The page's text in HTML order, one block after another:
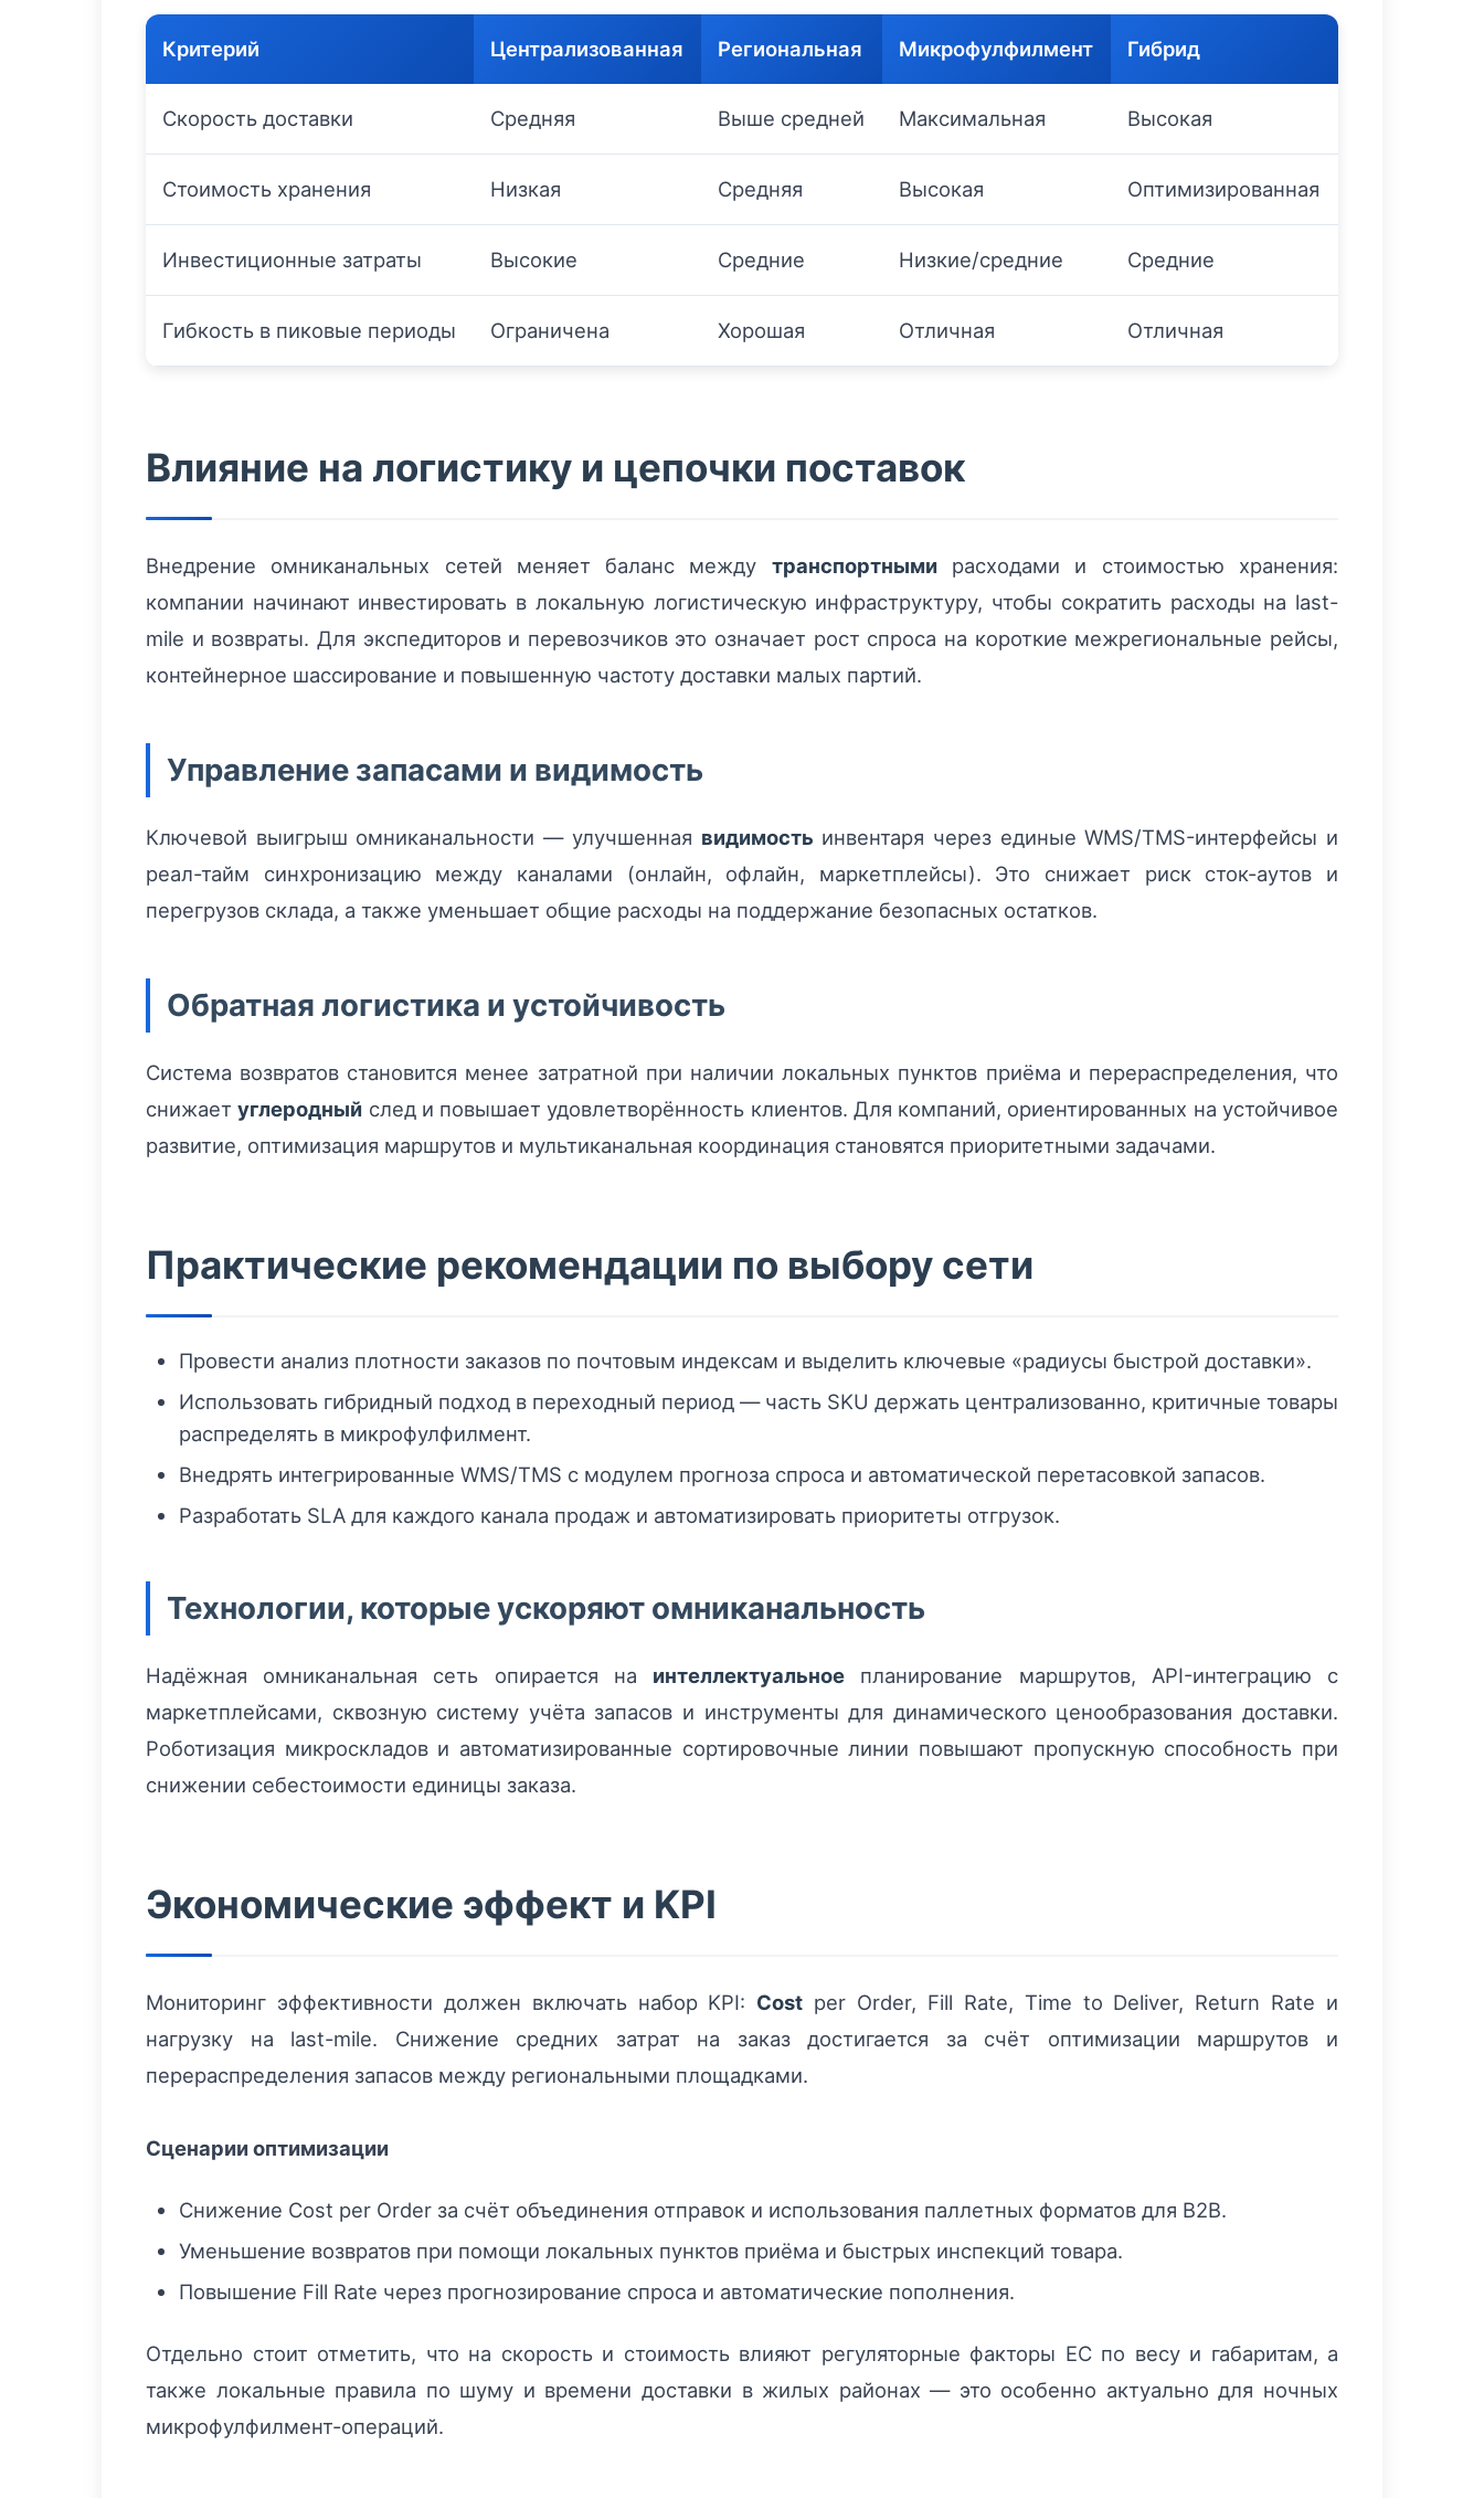
Критерий Централизованная Региональная Микрофулфилмент Гибрид
Скорость доставки Средняя Выше средней Максимальная Высокая
Стоимость хранения Низкая Средняя Высокая Оптимизированная
Инвестиционные затраты Высокие Средние Низкие/средние Средние
Гибкость в пиковые периоды Ограничена Хорошая Отличная Отличная
Влияние на логистику и цепочки поставок
Внедрение омниканальных сетей меняет баланс между транспортными расходами и стоимостью хранения:
компании начинают инвестировать в локальную логистическую инфраструктуру, чтобы сократить расходы на last-
mile и возвраты. Для экспедиторов и перевозчиков это означает рост спроса на короткие межрегиональные рейсы,
контейнерное шассирование и повышенную частоту доставки малых партий.
Управление запасами и видимость
Ключевой выигрыш омниканальности — улучшенная видимость инвентаря через единые WMS/TMS-интерфейсы и
реал-тайм синхронизацию между каналами (онлайн, офлайн, маркетплейсы). Это снижает риск сток-аутов и
перегрузов склада, а также уменьшает общие расходы на поддержание безопасных остатков.
Обратная логистика и устойчивость
Система возвратов становится менее затратной при наличии локальных пунктов приёма и перераспределения, что
снижаетуглеродный след и повышает удовлетворённость клиентов. Для компаний, ориентированных на устойчивое
развитие, оптимизация маршрутов и мультиканальная координация становятся приоритетными задачами.
Практические рекомендации по выбору сети
Провести анализ плотности заказов по почтовым индексам и выделить ключевые «радиусы быстрой доставки».
Использовать гибридный подход в переходный период — часть SKU держать централизованно, критичные товары
распределять в микрофулфилмент.
Внедрять интегрированные WMS/TMS с модулем прогноза спроса и автоматической перетасовкой запасов.
Разработать SLA для каждого канала продаж и автоматизировать приоритеты отгрузок.
Технологии, которые ускоряют омниканальность
Надёжная омниканальная сеть опирается на интеллектуальное планирование маршрутов, API-интеграцию с
маркетплейсами, сквозную систему учёта запасов и инструменты для динамического ценообразования доставки.
Роботизация микроскладов и автоматизированные сортировочные линии повышают пропускную способность при
снижении себестоимости единицы заказа.
Экономические эффект и KPI
Мониторинг эффективности должен включать набор KPI: Cost per Order, Fill Rate, Time to Deliver, Return Rate и
нагрузку на last-mile. Снижение средних затрат на заказ достигается за счёт оптимизации маршрутов и
перераспределения запасов между региональными площадками.
Сценарии оптимизации
Снижение Cost per Order за счёт объединения отправок и использования паллетных форматов для B2B.
Уменьшение возвратов при помощи локальных пунктов приёма и быстрых инспекций товара.
Повышение Fill Rate через прогнозирование спроса и автоматические пополнения.
Отдельно стоит отметить, что на скорость и стоимость влияют регуляторные факторы ЕС по весу и габаритам, а
также локальные правила по шуму и времени доставки в жилых районах — это особенно актуально для ночных
микрофулфилмент-операций.